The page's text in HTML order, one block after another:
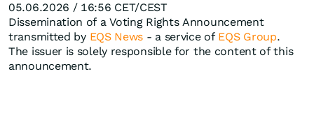
05.06.2026 / 16:56 CET/CEST
Dissemination of a Voting Rights Announcement
transmitted by EQS News - a service of EQS Group.
The issuer is solely responsible for the content of this
announcement.